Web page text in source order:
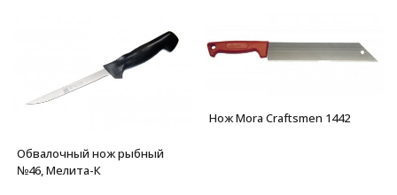
Обвалочный нож рыбный
№46, Мелита-К
Нож Mora Craftsmen 1442